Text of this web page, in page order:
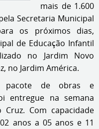
mais de 1.600
Secretaria Municipal
os próximos dias,
de Educação Infantil
no Jardim Novo
no Jardim América.
pacote de obras e
entregue na semana
Com capacidade
anos a 05 anos e 11